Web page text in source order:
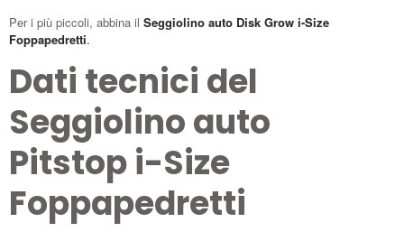
Per i più piccoli, abbina il Seggiolino auto Disk Grow i-Size
Foppapedretti.
Dati tecnici del
Seggiolino auto
Pitstop i-Size
Foppapedretti